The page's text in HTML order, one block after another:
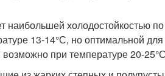
наибольшей холодостойкостью
13-14°С, но оптимальной
при температуре 20-